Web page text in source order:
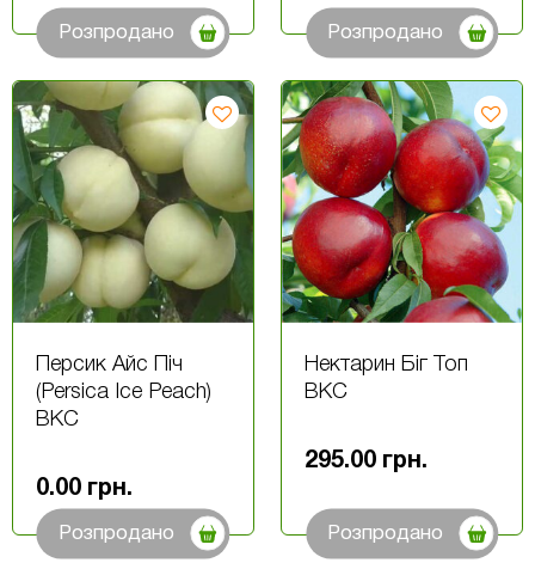
Розпродано Розпродано
Персик Айс Піч
(Persica Ice Peach)
ВКС
0.00 грн.
Розпродано
Нектарин Біг Топ
ВКС
295.00 грн.
Розпродано